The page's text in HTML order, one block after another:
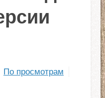
По просмотрам